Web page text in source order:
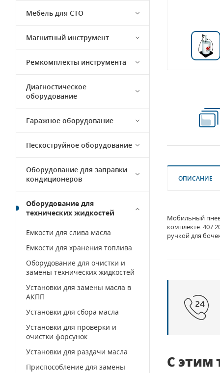
Мебель для СТО
Магнитный инструмент
Ремкомплекты инструмента
Диагностическое
оборудование
Гаражное оборудование
Пескоструйное оборудование
Оборудование для заправки
кондиционеров
Оборудование для
технических жидкостей
Емкости для слива масла
Емкости для хранения топлива
Оборудование для очистки и
замены технических жидкостей
Установки для замены масла в
АКПП
Установки для сбора масла
Установки для проверки и
очистки форсунок
Установки для раздачи масла
Приспособление для замены
ОПИСАНИЕ
Мобильный
комплекте: 407
ручкой для
С этим